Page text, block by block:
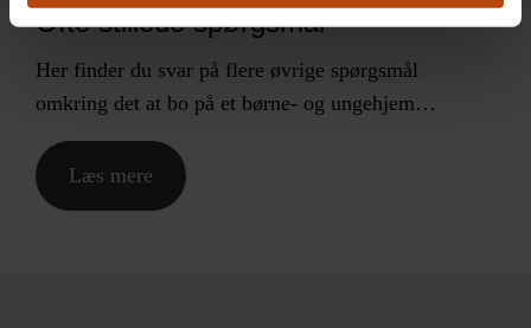
Ofte stillede spørgsmål
Her finder du svar på flere øvrige spørgsmål
omkring det at bo på et børne- og ungehjem…
Læs mere